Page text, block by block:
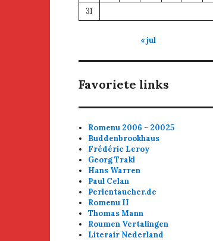
31
« jul
Favoriete links
Romenu 2006 - 20025
Buddenbrookhaus
Frédéric Leroy
Georg Trakl
Hans Warren
Paul Celan
Perlentaucher.de
Romenu II
Thomas Mann
Roumen Vertalingen
Literair Nederland